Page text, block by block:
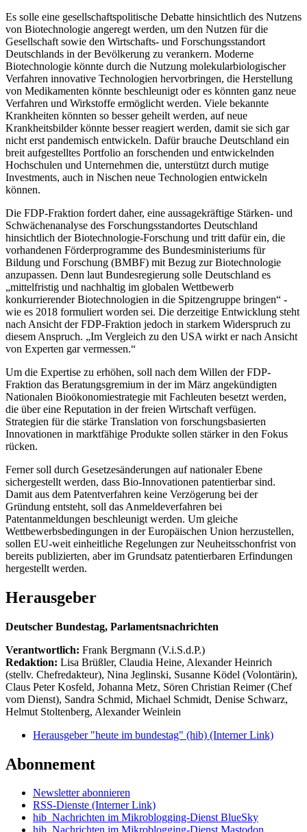
Es solle eine gesellschaftspolitische Debatte hinsichtlich des Nutzens
von Biotechnologie angeregt werden, um den Nutzen für die
Gesellschaft sowie den Wirtschafts- und Forschungsstandort
Deutschlands in der Bevölkerung zu verankern. Moderne
Biotechnologie könnte durch die Nutzung molekularbiologischer
Verfahren innovative Technologien hervorbringen, die Herstellung
von Medikamenten könnte beschleunigt oder es könnten ganz neue
Verfahren und Wirkstoffe ermöglicht werden. Viele bekannte
Krankheiten könnten so besser geheilt werden, auf neue
Krankheitsbilder könnte besser reagiert werden, damit sie sich gar
nicht erst pandemisch entwickeln. Dafür brauche Deutschland ein
breit aufgestelltes Portfolio an forschenden und entwickelnden
Hochschulen und Unternehmen die, unterstützt durch mutige
Investments, auch in Nischen neue Technologien entwickeln
können.
Die FDP-Fraktion fordert daher, eine aussagekräftige Stärken- und
Schwächenanalyse des Forschungsstandortes Deutschland
hinsichtlich der Biotechnologie-Forschung und tritt dafür ein, die
vorhandenen Förderprogramme des Bundesministeriums für
Bildung und Forschung (BMBF) mit Bezug zur Biotechnologie
anzupassen. Denn laut Bundesregierung solle Deutschland es
„mittelfristig und nachhaltig im globalen Wettbewerb
konkurrierender Biotechnologien in die Spitzengruppe bringen“ -
wie es 2018 formuliert worden sei. Die derzeitige Entwicklung steht
nach Ansicht der FDP-Fraktion jedoch in starkem Widerspruch zu
diesem Anspruch. „Im Vergleich zu den USA wirkt er nach Ansicht
von Experten gar vermessen.“
Um die Expertise zu erhöhen, soll nach dem Willen der FDP-
Fraktion das Beratungsgremium in der im März angekündigten
Nationalen Bioökonomiestrategie mit Fachleuten besetzt werden,
die über eine Reputation in der freien Wirtschaft verfügen.
Strategien für die stärke Translation von forschungsbasierten
Innovationen in marktfähige Produkte sollen stärker in den Fokus
rücken.
Ferner soll durch Gesetzesänderungen auf nationaler Ebene
sichergestellt werden, dass Bio-Innovationen patentierbar sind.
Damit aus dem Patentverfahren keine Verzögerung bei der
Gründung entsteht, soll das Anmeldeverfahren bei
Patentanmeldungen beschleunigt werden. Um gleiche
Wettbewerbsbedingungen in der Europäischen Union herzustellen,
sollen EU-weit einheitliche Regelungen zur Neuheitsschonfrist von
bereits publizierten, aber im Grundsatz patentierbaren Erfindungen
hergestellt werden.
Herausgeber
Deutscher Bundestag, Parlamentsnachrichten
Verantwortlich: Frank Bergmann (V.i.S.d.P.)
Redaktion: Lisa Brüßler, Claudia Heine, Alexander Heinrich
(stellv. Chefredakteur), Nina Jeglinski, Susanne Ködel (Volontärin),
Claus Peter Kosfeld, Johanna Metz, Sören Christian Reimer (Chef
vom Dienst), Sandra Schmid, Michael Schmidt, Denise Schwarz,
Helmut Stoltenberg, Alexander Weinlein
Herausgeber "heute im bundestag" (hib) (Interner Link)
Abonnement
Newsletter abonnieren
RSS-Dienste (Interner Link)
hib_Nachrichten im Mikroblogging-Dienst BlueSky